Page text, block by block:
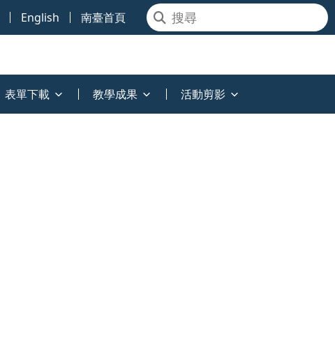
English 南臺首頁
表單下載 教學成果 活動剪影